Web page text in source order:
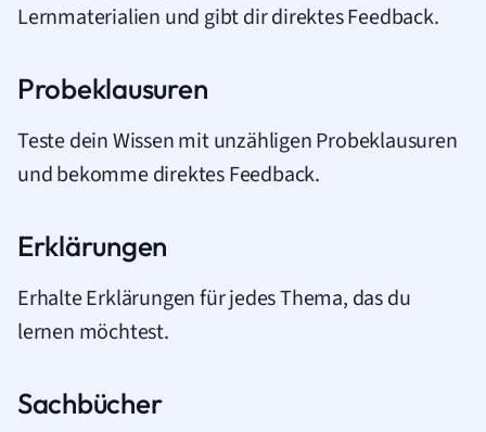
Lernmaterialien und gibt dir direktes Feedback.
Probeklausuren
Teste dein Wissen mit unzähligen Probeklausuren
und bekomme direktes Feedback.
Erklärungen
Erhalte Erklärungen für jedes Thema, das du
lernen möchtest.
Sachbücher